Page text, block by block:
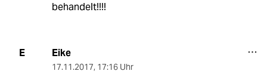
behandelt!!!!
E Eike
17.11.2017, 17:16 Uhr